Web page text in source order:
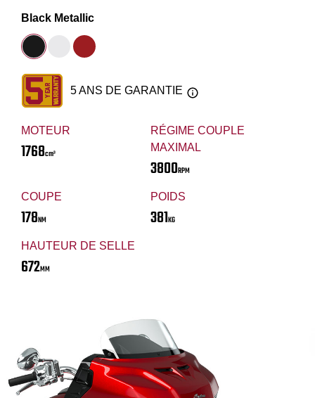
MOTEUR
1768cm³
RÉGIME COUPLE
MAXIMAL
3800RPM
COUPE
178NM
POIDS
381KG
HAUTEUR DE SELLE
672MM
Black Metallic
5 ANS DE GARANTIE